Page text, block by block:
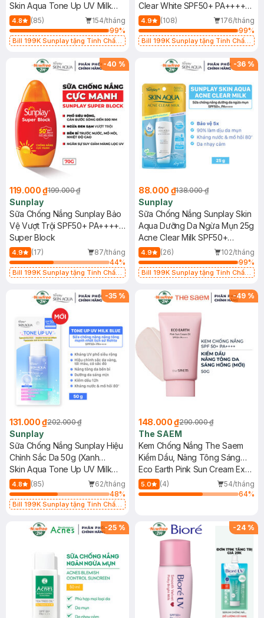
Skin Aqua Tone Up UV Milk
Lavender SPF50+/PA++++
4.8 (85)
154/tháng
99%
Bill 199K Sunplay tặng Tinh Chất
Clear White SPF50+ PA++++
(Phiên Bản Eco Việt Nam)
4.9 (108)
176/tháng
99%
Bill 199K Sunplay tặng Tinh Chất
-40 %
119.000 ₫199.000 ₫
Sunplay
Sữa Chống Nắng Sunplay Bảo
Vệ Vượt Trội SPF50+ PA++++
70g
Super Block
4.9 (17)
87/tháng
44%
Bill 199K Sunplay tặng Tinh Chất
-36 %
88.000 ₫138.000 ₫
Sunplay
Sữa Chống Nắng Sunplay Skin
Aqua Dưỡng Da Ngừa Mụn 25g
Acne Clear Milk SPF50+
PA++++ (Eco Việt Nam)
4.9 (26)
102/tháng
99%
Bill 199K Sunplay tặng Tinh Chất
-35 %
131.000 ₫202.000 ₫
Sunplay
Sữa Chống Nắng Sunplay Hiệu
Chỉnh Sắc Da 50g (Xanh
Dương)
Skin Aqua Tone Up UV Milk
Blue SPF50+ PA++++
4.8 (85)
62/tháng
48%
Bill 199K Sunplay tặng Tinh Chất
-49 %
148.000 ₫290.000 ₫
The SAEM
Kem Chống Nắng The Saem
Kiềm Dầu, Nâng Tông Sáng
Hồng 50g (Mới)
Eco Earth Pink Sun Cream Ex
SPF50+ PA++++ (New)
5.0 (4)
54/tháng
64%
-25 % -24 %